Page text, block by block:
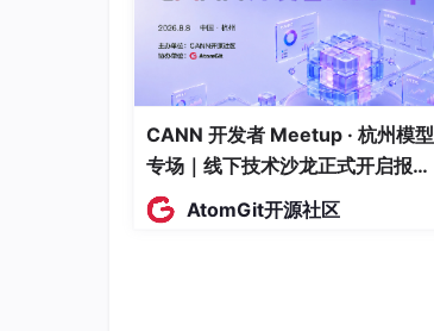
CANN 开发者 Meetup · 杭州模型
专场｜线下技术沙龙正式开启报
名！
AtomGit开源社区